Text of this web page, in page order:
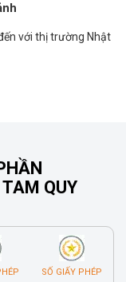
với thị trường Nhật
QUY
SỐ GIẤY PHÉP